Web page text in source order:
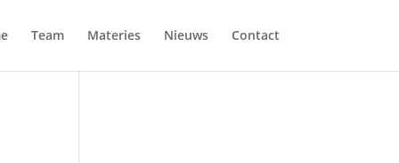
Team Materies Nieuws Contact